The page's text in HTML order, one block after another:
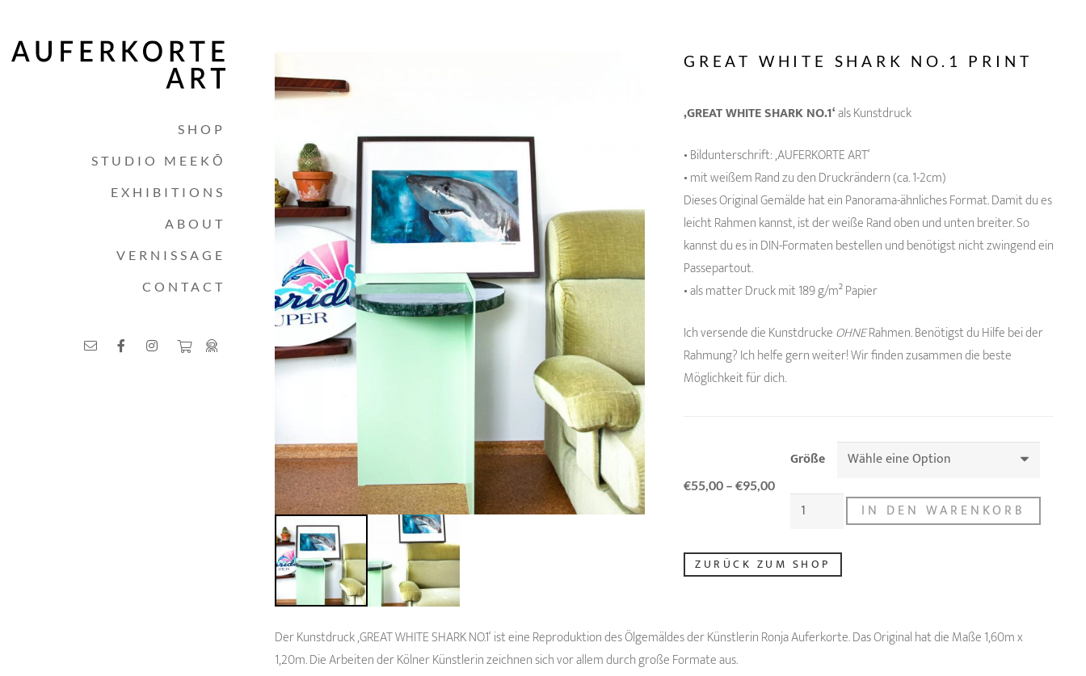
SHOP
STUDIO MEEKŌ
EXHIBITIONS
ABOUT
VERNISSAGE
CONTACT
GREAT WHITE SHARK NO.1 PRINT
‚GREAT WHITE SHARK NO.1‘als Kunstdruck
• Bildunterschrift: ‚AUFERKORTE ART‘
• mit weißem Rand zu den Druckrändern (ca. 1-2cm)
Dieses Original Gemälde hat ein Panorama-ähnliches Format. Damit du es
leicht Rahmen kannst, ist der weiße Rand oben und unten breiter. So
kannst du es in DIN-Formaten bestellen und benötigst nicht zwingend ein
Passepartout.
• als matter Druck mit 189 g/m² Papier
Ich versende die KunstdruckeOHNERahmen. Benötigst du Hilfe bei der
Rahmung? Ich helfe gern weiter! Wir finden zusammen die beste
Möglichkeit für dich.
€55,00 – €95,00
Größe
GREAT
SHARK
NO.1
IN DEN WARENKORB
ZURÜCK ZUM SHOP
Der Kunstdruck ‚GREAT WHITE SHARK NO.1‘ ist eine Reproduktion des Ölgemäldes der Künstlerin Ronja Auferkorte. Das Original hat die Maße 1,60m x
1,20m. Die Arbeiten der Kölner Künstlerin zeichnen sich vor allem durch große Formate aus.